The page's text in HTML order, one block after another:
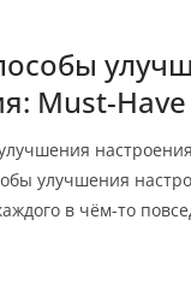
Must-
улучшения
в чём-то